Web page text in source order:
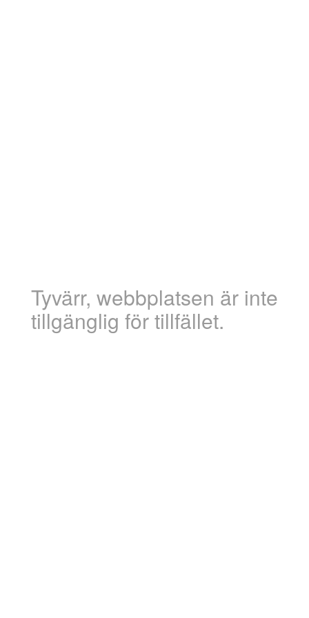
Tyvärr, webbplatsen är inte
tillgänglig för tillfället.